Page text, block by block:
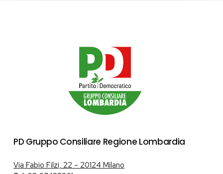
PD Gruppo Consiliare Regione Lombardia
Via Fabio Filzi, 22 – 20124 Milano